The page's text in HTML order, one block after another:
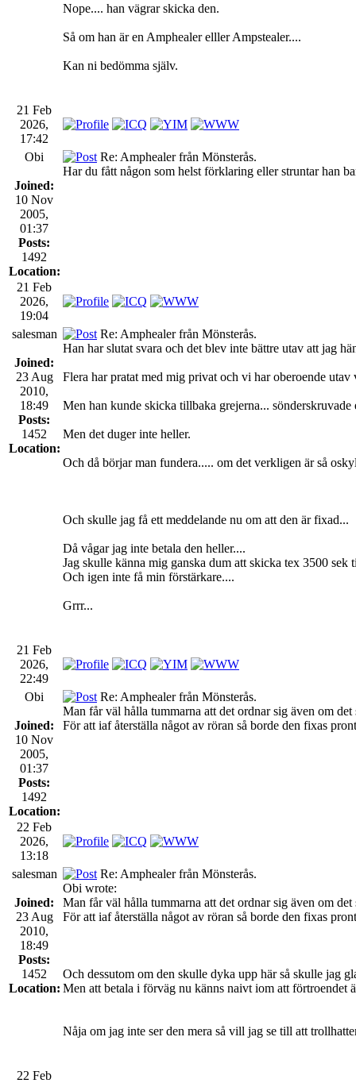
Nope.... han vägrar skicka den.
Så om han är en Amphealer elller Ampstealer....
Kan ni bedömma själv.
21 Feb
2026,
17:42
Obi
Joined:
10 Nov
2005,
01:37
Posts:
1492
Location:
Re: Amphealer från Mönsterås.
Har du fått någon som helst förklaring eller struntar han
21 Feb
2026,
19:04
salesman
Joined:
23 Aug
2010,
18:49
Posts:
1452
Location:
Re: Amphealer från Mönsterås.
Han har slutat svara och det blev inte bättre utav att jag
Flera har pratat med mig privat och vi har oberoende
Men han kunde skicka tillbaka grejerna...
Men det duger inte heller.
Och då börjar man fundera..... om det verkligen är så
Och skulle jag få ett meddelande nu om att den är fixad...
Då vågar jag inte betala den heller....
Jag skulle känna mig ganska dum att skicka tex 3500 sek
Och igen inte få min förstärkare....
Grrr...
21 Feb
2026,
22:49
Obi
Joined:
10 Nov
2005,
01:37
Posts:
1492
Location:
Re: Amphealer från Mönsterås.
Man får väl hålla tummarna att det ordnar sig även om det
För att iaf återställa något av röran så borde den fixas
22 Feb
2026,
13:18
salesman
Joined:
23 Aug
2010,
18:49
Posts:
1452
Location:
Re: Amphealer från Mönsterås.
Obi wrote:
Man får väl hålla tummarna att det ordnar sig även om det
För att iaf återställa något av röran så borde den fixas
Och dessutom om den skulle dyka upp här så skulle jag
Men att betala i förväg nu känns naivt iom att förtroendet
Nåja om jag inte ser den mera så vill jag se till att
22 Feb